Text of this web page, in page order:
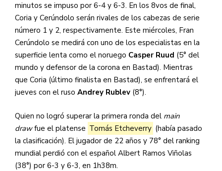
minutos se impuso por 6-4 y 6-3. En los 8vos de final,
Coria y Cerúndolo serán rivales de los cabezas de serie
número 1 y 2, respectivamente. Este miércoles, Fran
Cerúndolo se medirá con uno de los especialistas en la
superficie lenta como el noruego Casper Ruud (5° del
mundo y defensor de la corona en Bastad). Mientras
que Coria (último finalista en Bastad), se enfrentará el
jueves con el ruso Andrey Rublev (8°).
Quien no logró superar la primera ronda del main
drawfue el platense Tomás Etcheverry (había pasado
la clasificación). El jugador de 22 años y 78° del ranking
mundial perdió con el español Albert Ramos Viñolas
(38°) por 6-3 y 6-3, en 1h38m.